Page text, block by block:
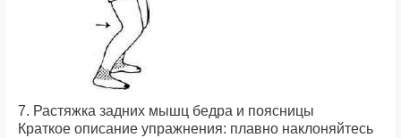
7. Растяжка задних мышц бедра и поясницы
Краткое описание упражнения: плавно наклоняйтесь